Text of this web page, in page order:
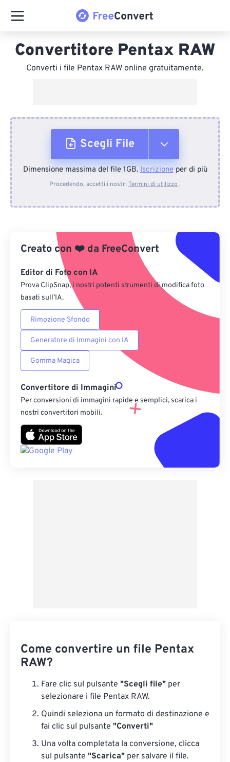
Convertitore Pentax RAW
Converti i file Pentax RAW online gratuitamente.
Scegli File
Dal dispositivo
Da Google Drive
Da OneDrive
Dall'URL
Dimensione massima del file 1GB.Iscrizioneper di più
Procedendo, accetti i nostri Termini di utilizzo .
Creato con ❤️ da FreeConvert
Editor di Foto con IA
Prova ClipSnap, i nostri potenti strumenti di modifica foto
basati sull’IA.
Rimozione Sfondo
Generatore di Immagini con IA
Gomma Magica
Convertitore di Immagini
Per conversioni di immagini rapide e semplici, scarica i
nostri convertitori mobili.
Come convertire un file Pentax
RAW?
Fare clic sul pulsante "Scegli file" per
selezionare i file Pentax RAW.
Quindi seleziona un formato di destinazione e
fai clic sul pulsante "Converti"
Una volta completata la conversione, clicca
sul pulsante "Scarica" ​​per salvare il file.